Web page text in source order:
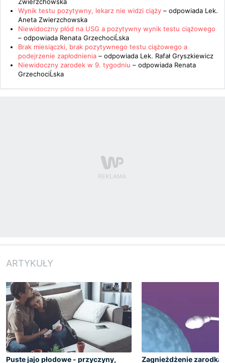
Wynik testu pozytywny, lekarz nie widzi ciąży – odpowiada Lek.
Aneta Zwierzchowska
Niewidoczny płód na USG a pozytywny wynik testu ciążowego
– odpowiada Renata GrzechociĹska
Brak miesiączki, brak pozytywnego testu ciążowego a
podejrzenie zapłodnienia – odpowiada Lek. Rafał Gryszkiewicz
Niewidoczny zarodek w 9. tygodniu – odpowiada Renata
GrzechociĹska
ARTYKUŁY
Puste jajo płodowe - przyczyny,
Zagnieżdżenie zarodka